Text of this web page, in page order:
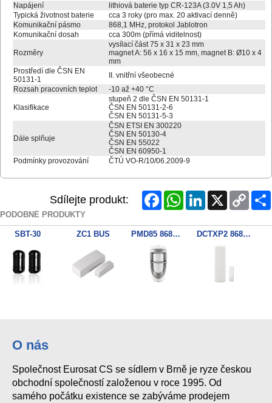
Napájení
lithiová baterie typ CR-123A (3.0V 1,5 Ah)
Typická životnost baterie
cca 3 roky (pro max. 20 aktivací denně)
Komunikační pásmo
868,1 MHz, protokol Jablotron
Komunikační dosah
cca 300m (přímá viditelnost)
Rozměry
vysílací část 75 x 31 x 23 mm
magnet A: 56 x 16 x 15 mm, magnet B: Ø10 x 4
mm
Prostředí dle ČSN EN
50131-1
II. vnitřní všeobecné
Rozsah pracovních teplot
-10 až +40 °C
Klasifikace
stupeň 2 dle ČSN EN 50131-1
ČSN EN 50131-2-6
ČSN EN 50131-5-3
Dále splňuje
ČSN ETSI EN 300220
ČSN EN 50130-4
ČSN EN 55022
ČSN EN 60950-1
Podmínky provozování
ČTÚ VO-R/10/06.2009-9
Sdílejte produkt: FacebookWhatsAppLinkedInX
Copy
Link
PODOBNÉ PRODUKTY
SBT-30 ZC1 BUS PMD85 868MHz Venkovni PIR DCTXP2 868MHz 2zon. kontakt
O nás
Společnost Eurosat CS se sídlem v Brně je ryze českou
obchodní společností založenou v roce 1995. Od
samého počátku existence se zabýváme prodejem